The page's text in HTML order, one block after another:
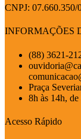
CNPJ: 07.660.350/
INFORMAÇÕES
(88) 3621-
Praça
8h às 14h, de
Acesso Rápido